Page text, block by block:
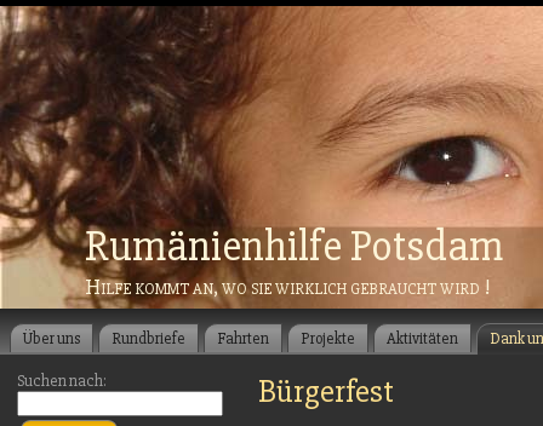
Rumänienhilfe Potsdam
Hilfe kommt an, wo sie wirklich gebraucht wird !
Über uns Rundbriefe Fahrten Projekte Aktivitäten Dank
Suchen nach: Bürgerfest